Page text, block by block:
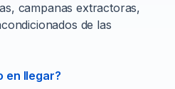
campanas extractoras,
de las
en llegar?